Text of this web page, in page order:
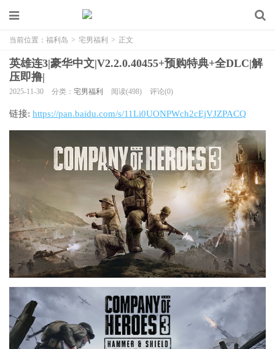
当前位置： 福利岛 > 宅男福利 > 正文
英雄连3|豪华中文|V2.2.0.40455+预购特典+全DLC|解
压即撸|
2025-11-30 分类： 宅男福利 阅读(498) 评论(0)
链接: https://pan.baidu.com/s/11Li0UONPWch2cEjVJZPACQ